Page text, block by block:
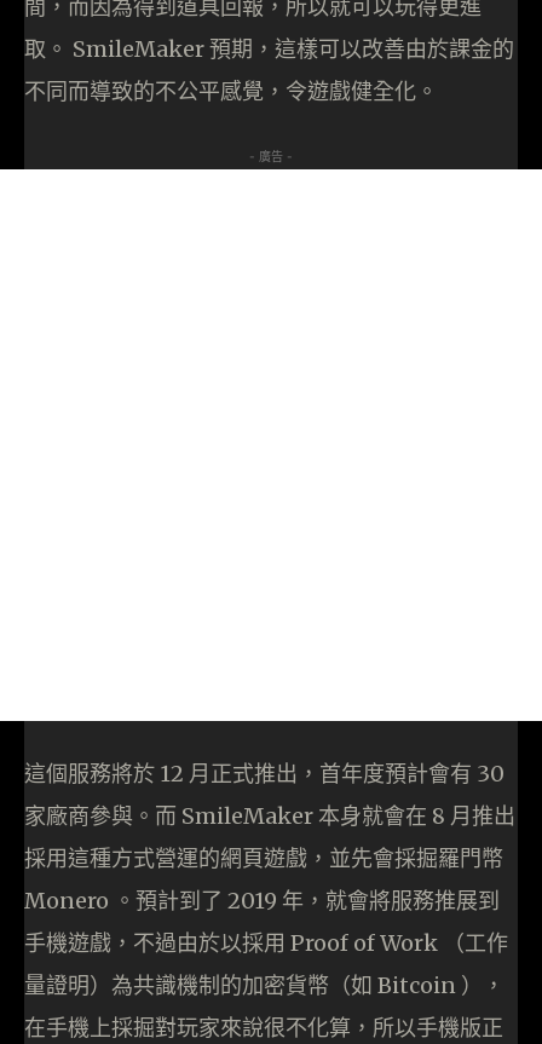
間，而因為得到道具回報，所以就可以玩得更進
取。 SmileMaker 預期，這樣可以改善由於課金的
不同而導致的不公平感覺，令遊戲健全化。
- 廣告 -
這個服務將於 12 月正式推出，首年度預計會有 30
家廠商參與。而 SmileMaker 本身就會在 8 月推出
採用這種方式營運的網頁遊戲，並先會採掘羅門幣
Monero 。預計到了 2019 年，就會將服務推展到
手機遊戲，不過由於以採用 Proof of Work （工作
量證明）為共識機制的加密貨幣（如 Bitcoin ），
在手機上採掘對玩家來說很不化算，所以手機版正